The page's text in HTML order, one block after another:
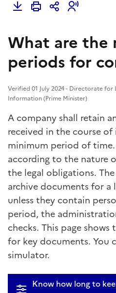
What are the
periods for
Verified 01 July 2024 - Directorate for
Information (Prime Minister)
A company shall retain
received in the course of
minimum period of
according to the nature
the legal obligations.
archive documents for
unless they contain
period, the
checks. This page
for key documents. You
simulator.
Know how long to